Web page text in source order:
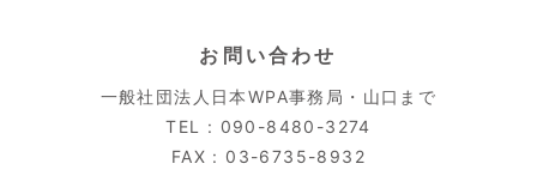
お問い合わせ
一般社団法人日本WPA事務局・山口まで
TEL : 090-8480-3274
FAX : 03-6735-8932